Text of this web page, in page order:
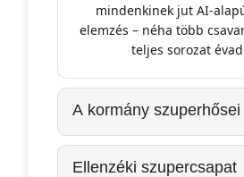
mindenkinek jut AI-
elemzés – néha több
teljes sorozat
A kormány szuperhősei
Ellenzéki szupercsapat